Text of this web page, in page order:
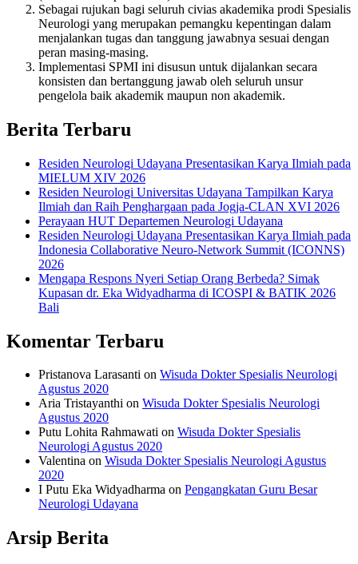
Sebagai rujukan bagi seluruh civias akademika prodi Spesialis
Neurologi yang merupakan pemangku kepentingan dalam
menjalankan tugas dan tanggung jawabnya sesuai dengan
peran masing-masing.
Implementasi SPMI ini disusun untuk dijalankan secara
konsisten dan bertanggung jawab oleh seluruh unsur
pengelola baik akademik maupun non akademik.
Berita Terbaru
Residen Neurologi Udayana Presentasikan Karya Ilmiah pada
MIELUM XIV 2026
Residen Neurologi Universitas Udayana Tampilkan Karya
Ilmiah dan Raih Penghargaan pada Jogja-CLAN XVI 2026
Perayaan HUT Departemen Neurologi Udayana
Residen Neurologi Udayana Presentasikan Karya Ilmiah pada
Indonesia Collaborative Neuro-Network Summit (ICONNS)
2026
Mengapa Respons Nyeri Setiap Orang Berbeda? Simak
Kupasan dr. Eka Widyadharma di ICOSPI & BATIK 2026
Bali
Komentar Terbaru
Pristanova Larasanti on Wisuda Dokter Spesialis Neurologi
Agustus 2020
Aria Tristayanthi on Wisuda Dokter Spesialis Neurologi
Agustus 2020
Putu Lohita Rahmawati on Wisuda Dokter Spesialis
Neurologi Agustus 2020
Valentina on Wisuda Dokter Spesialis Neurologi Agustus
2020
I Putu Eka Widyadharma on Pengangkatan Guru Besar
Neurologi Udayana
Arsip Berita